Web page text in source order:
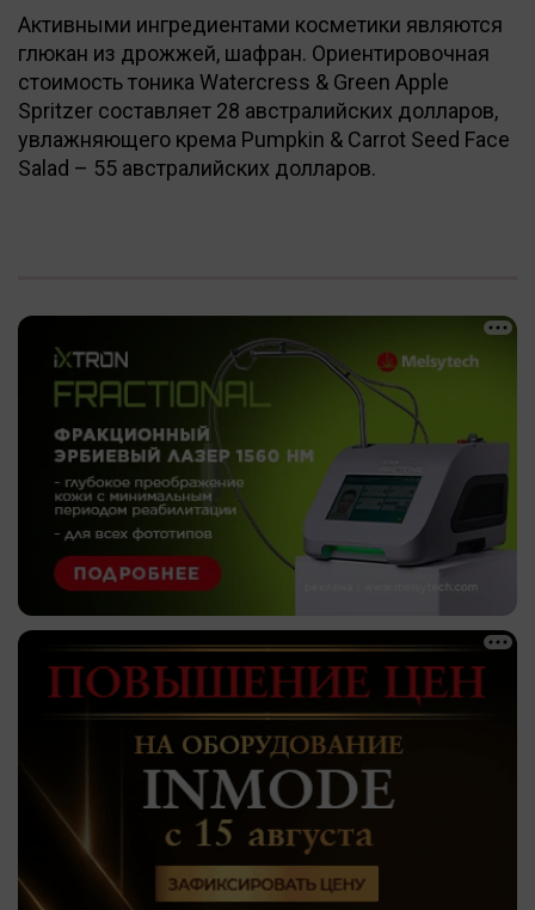
Активными ингредиентами косметики являются
глюкан из дрожжей, шафран. Ориентировочная
стоимость тоника Watercress & Green Apple
Spritzer составляет 28 австралийских долларов,
увлажняющего крема Pumpkin & Carrot Seed Face
Salad – 55 австралийских долларов.